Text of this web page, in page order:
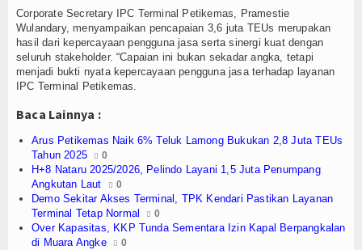
Seni & Budaya
Sorot
Wisata
TV
Channel
Corporate Secretary IPC Terminal Petikemas, Pramestie
Wulandary, menyampaikan pencapaian 3,6 juta TEUs merupakan
hasil dari kepercayaan pengguna jasa serta sinergi kuat dengan
seluruh stakeholder. “Capaian ini bukan sekadar angka, tetapi
menjadi bukti nyata kepercayaan pengguna jasa terhadap layanan
IPC Terminal Petikemas.
Baca Lainnya :
Arus Petikemas Naik 6% Teluk Lamong Bukukan 2,8 Juta TEUs
Tahun 2025
0
H+8 Nataru 2025/2026, Pelindo Layani 1,5 Juta Penumpang
Angkutan Laut
0
Demo Sekitar Akses Terminal, TPK Kendari Pastikan Layanan
Terminal Tetap Normal
0
Over Kapasitas, KKP Tunda Sementara Izin Kapal Berpangkalan
di Muara Angke
0